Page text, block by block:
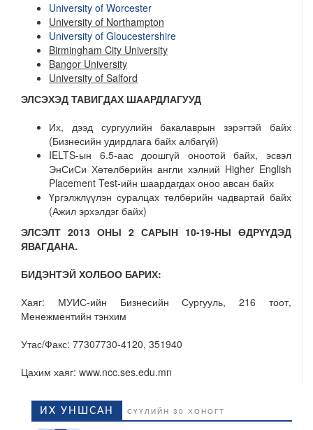
University of Worcester
University of Northampton
University of Gloucestershire
Birmingham City University
Bangor University
University of Salford
ЭЛСЭХЭД ТАВИГДАХ ШААРДЛАГУУД
Их, дээд сургуулийн бакалаврын зэрэгтэй байх
(Бизнесийн удирдлага байх албагүй)
IELTS-ын 6.5-аас доошгүй оноотой байх, эсвэл
ЭнСиСи Хөтөлбөрийн англи хэлний Higher English
Placement Test-ийн шаардагдах оноо авсан байх
Үргэлжлүүлэн суралцах төлбөрийн чадвартай байх
(Ажил эрхэлдэг байх)
ЭЛСЭЛТ 2013 ОНЫ 2 САРЫН 10-19-НЫ ӨДРҮҮДЭД
ЯВАГДАНА.
БИДЭНТЭЙ ХОЛБОО БАРИХ:
Хаяг: МУИС-ийн Бизнесийн Сургууль, 216 тоот,
Менежментийн тэнхим
Утас/Факс: 77307730-4120, 351940
Цахим хаяг: www.ncc.ses.edu.mn
ИХ УНШСАН СҮҮЛИЙН 30 ХОНОГТ